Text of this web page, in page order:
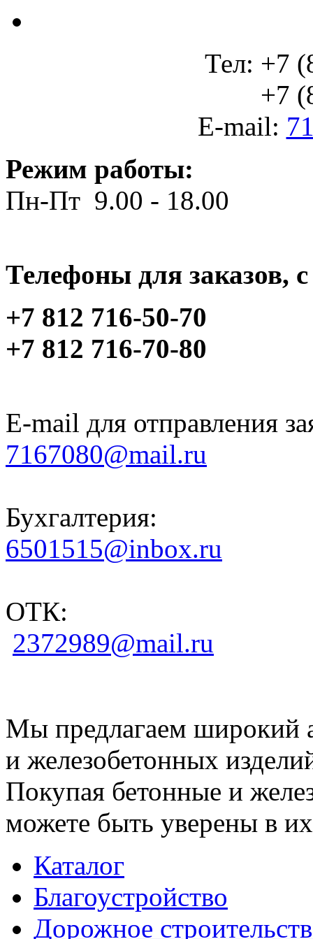
Тел: +7
+7
E-mail:
Режим работы:
Пн-Пт 9.00 - 18.00
Телефоны для заказов,
+7 812 716-50-70
+7 812 716-70-80
E-mail для отправления
7167080@mail.ru
Бухгалтерия:
6501515@inbox.ru
ОТК:
2372989@mail.ru
Мы предлагаем широкий
и железобетонных
Покупая бетонные и
можете быть уверены в их
Каталог
Благоустройство
Дорожное